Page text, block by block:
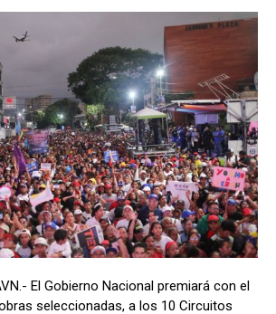
El Gobierno Nacional premiará con el
seleccionadas, a los 10 Circuitos